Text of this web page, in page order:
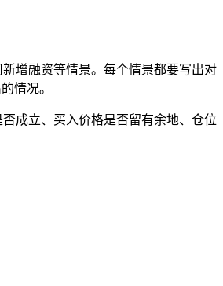
增融资等情景。每个情景都要写出对
情况。
成立、买入价格是否留有余地、仓位